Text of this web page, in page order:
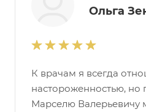
Ольга
К врачам я всегда
настороженностью, но
Марселю Валерьевичу